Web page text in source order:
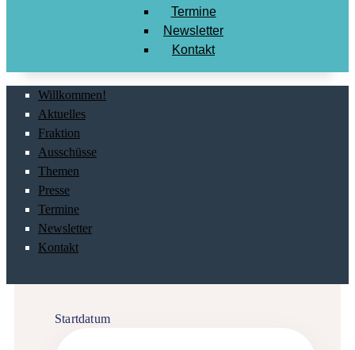
Termine
Newsletter
Kontakt
Willkommen!
Aktuelles
Fraktion
Ausschüsse
Themen
Presse
Termine
Newsletter
Kontakt
Startdatum